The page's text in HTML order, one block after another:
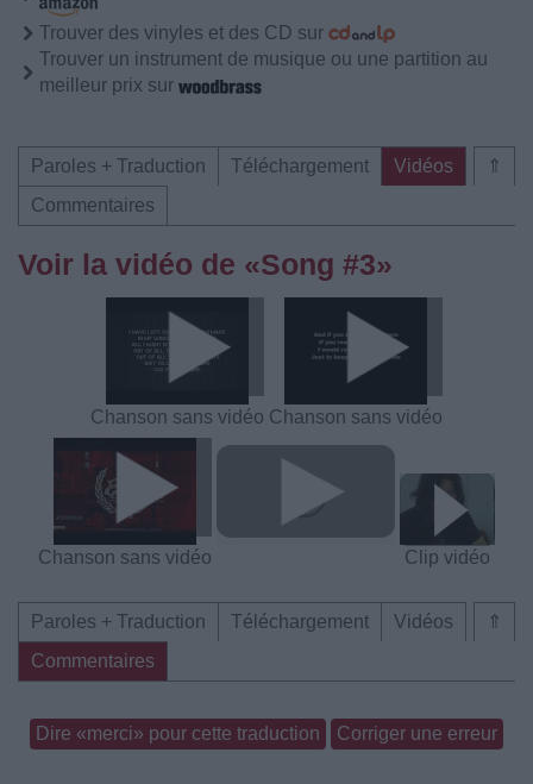
Trouver des vinyles et des CD sur
Trouver un instrument de musique ou une partition au
meilleur prix sur
⇑
Paroles + Traduction Téléchargement
Vidéos
Commentaires
Voir la vidéo de «Song #3»
Chanson sans vidéo Chanson sans vidéo
Chanson sans vidéo Clip vidéo
⇑
Paroles + Traduction Téléchargement
Vidéos
Commentaires
Dire «merci» pour cette traduction Corriger une erreur